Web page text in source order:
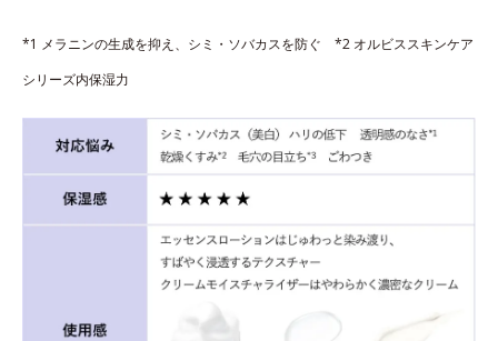
*1 メラニンの生成を抑え、シミ・ソバカスを防ぐ *2 オルビススキンケア
シリーズ内保湿力